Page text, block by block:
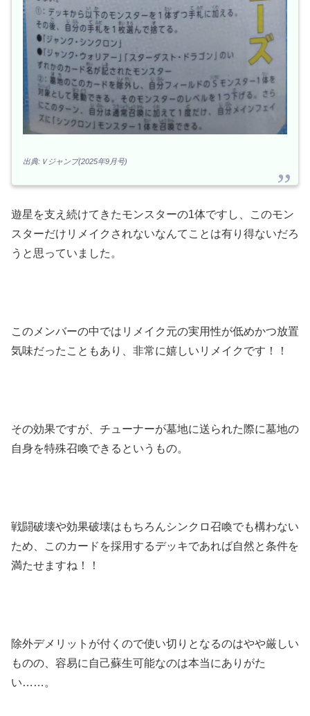
出典:Ｖジャンプ(2025年9月号)
遊星を支え続けてきたモンスターの1体ですし、このモン
スターだけリメイクされないなんてことは有り得ないだろ
うと思っていました。
このメンバーの中ではリメイク元の実用性が低めかつ放置
気味だったこともあり、非常に嬉しいリメイクです！！
その効果ですが、チューナーが墓地に送られた際に墓地の
自身を特殊召喚できるというもの。
戦闘破壊や効果破壊はもちろんシンクロ召喚でも構わない
ため、このカードを採用するデッキであれば自然と条件を
満たせますね！！
除外デメリットが付くので使い切りとなるのはやや厳しい
ものの、容易に自己蘇生可能なのは本当にありがた
い……。